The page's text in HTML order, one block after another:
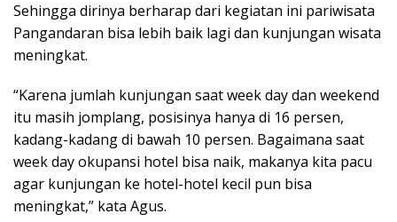
Sehingga dirinya berharap dari kegiatan ini pariwisata
Pangandaran bisa lebih baik lagi dan kunjungan wisata
meningkat.
“Karena jumlah kunjungan saat week day dan weekend
itu masih jomplang, posisinya hanya di 16 persen,
kadang-kadang di bawah 10 persen. Bagaimana saat
week day okupansi hotel bisa naik, makanya kita pacu
agar kunjungan ke hotel-hotel kecil pun bisa
meningkat,” kata Agus.